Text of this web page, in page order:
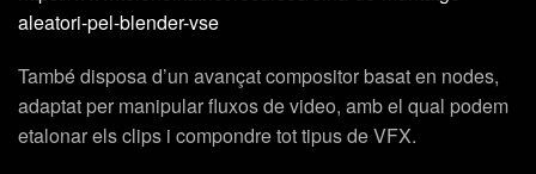
aleatori-pel-blender-vse
També disposa d’un avançat compositor basat en nodes,
adaptat per manipular fluxos de video, amb el qual podem
etalonar els clips i compondre tot tipus de VFX.